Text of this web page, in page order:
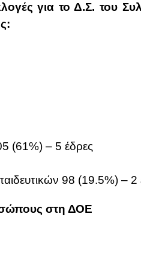
για το Δ.Σ. του
(61%) – 5 έδρες
98 (19.5%) – 2
στη ΔΟΕ